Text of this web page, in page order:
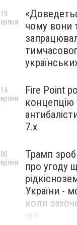
чому вони
Fire Point
концепцію
7.x
Трамп
про угоду
України -
коли
що